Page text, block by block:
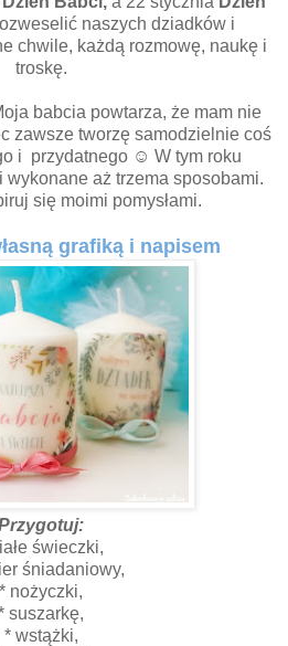
naszych dziadków i
chwile, każdą rozmowę, naukę i
troskę.
babcia powtarza, że mam nie
zawsze tworzę samodzielnie coś
i przydatnego ☺ W tym roku
wykonane aż trzema sposobami.
się moimi pomysłami.
grafiką i napisem
świeczki,
śniadaniowy,
* nożyczki,
suszarkę,
* wstążki,